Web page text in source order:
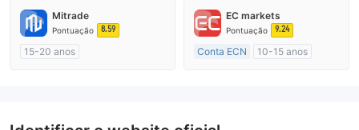
Market Marketing (MM)
Etiqueta principal MT4
Market Marketing (MM)
Etiqueta principal MT4
Mitrade
Pontuação 8.59
15-20 anos
EC markets
Pontuação 9.24
Conta ECN
10-15 anos